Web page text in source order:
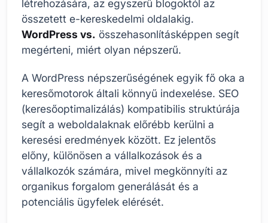
létrehozására, az egyszerű blogoktól az
összetett e-kereskedelmi oldalakig.
WordPress vs. összehasonlításképpen segít
megérteni, miért olyan népszerű.
A WordPress népszerűségének egyik fő oka a
keresőmotorok általi könnyű indexelése. SEO
(keresőoptimalizálás) kompatibilis struktúrája
segít a weboldalaknak előrébb kerülni a
keresési eredmények között. Ez jelentős
előny, különösen a vállalkozások és a
vállalkozók számára, mivel megkönnyíti az
organikus forgalom generálását és a
potenciális ügyfelek elérését.